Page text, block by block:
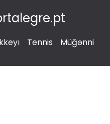
Tennis Müğənni